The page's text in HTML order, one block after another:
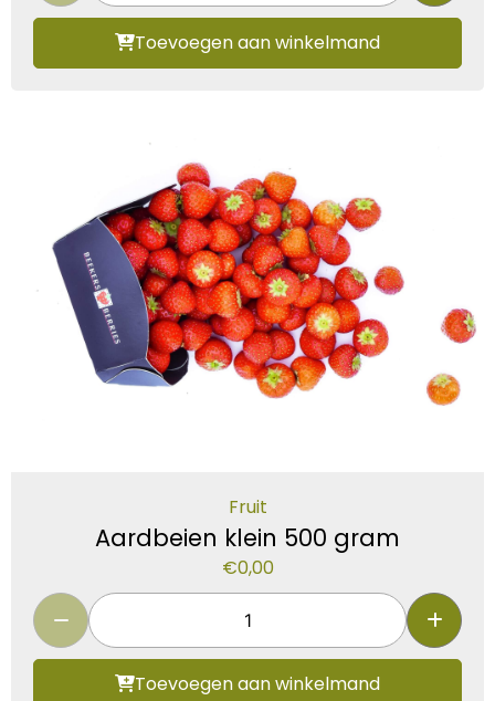
Toevoegen aan winkelmand
Fruit
Aardbeien klein 500 gram
€0,00
Toevoegen aan winkelmand